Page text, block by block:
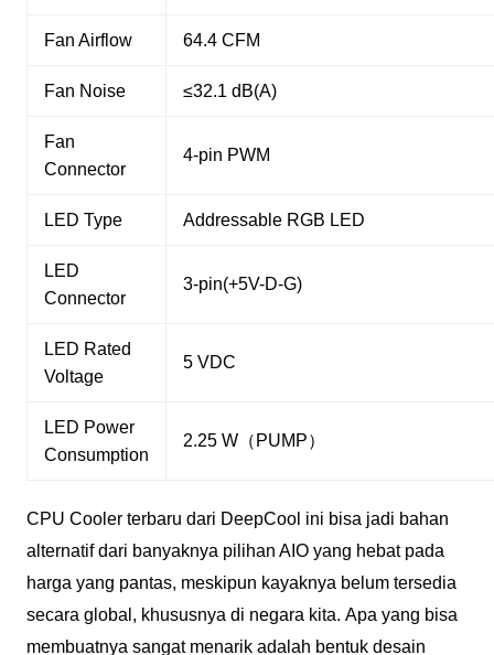
Fan Airflow 64.4 CFM
Fan Noise ≤32.1 dB(A)
Fan
Connector
4-pin PWM
LED Type Addressable RGB LED
LED
Connector
3-pin(+5V-D-G)
LED Rated
Voltage
5 VDC
LED Power
Consumption
2.25 W（PUMP）
CPU Cooler terbaru dari DeepCool ini bisa jadi bahan
alternatif dari banyaknya pilihan AIO yang hebat pada
harga yang pantas, meskipun kayaknya belum tersedia
secara global, khususnya di negara kita. Apa yang bisa
membuatnya sangat menarik adalah bentuk desain